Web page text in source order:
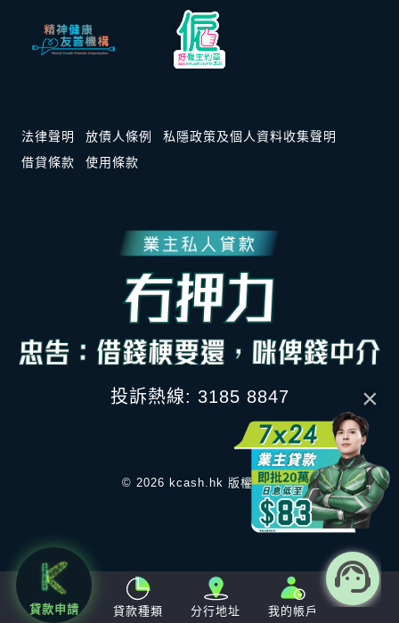
貸款申請 貸款種類 分行地址 我的帳戶
×
法律聲明 放債人條例
私隱政策及個人資料收集聲明
借貸條款
使用條款
投訴熱線: 3185 8847
© 2026 kcash.hk 版權所有